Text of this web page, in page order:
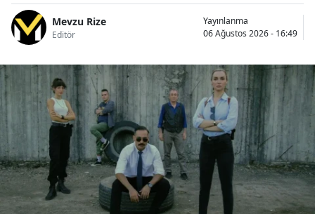
Mevzu Rize
Editör
Yayınlanma
06 Ağustos 2026 - 16:49